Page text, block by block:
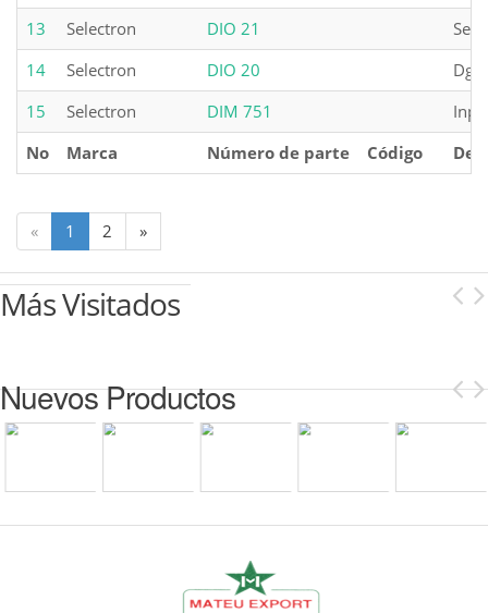
13
Selectron DIO 21
14
Selectron DIO 20
15
Selectron DIM 751
No
Marca Número de parte Código
« 1 2 »
Más Visitados
Nuevos Productos